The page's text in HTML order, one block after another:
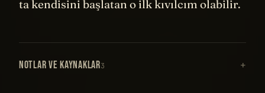
ta kendisini başlatan o ilk kıvılcım olabilir.
NOTLAR VE KAYNAKLAR